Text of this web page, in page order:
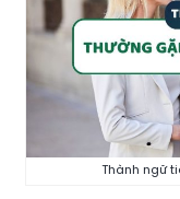
Thành ngữ